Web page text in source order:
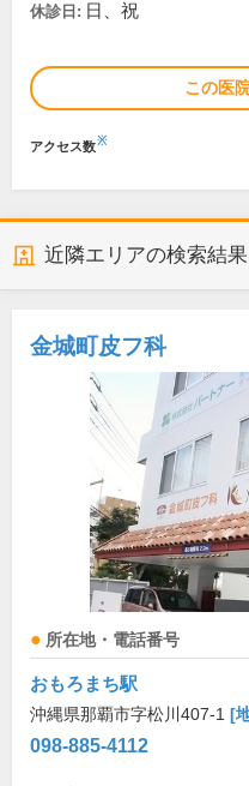
休診日: 日、祝
この医
アクセス数※
近隣エリアの検索結果
金城町皮フ科
所在地・電話番号
おもろまち駅
沖縄県那覇市字松川407-1 [
098-885-4112